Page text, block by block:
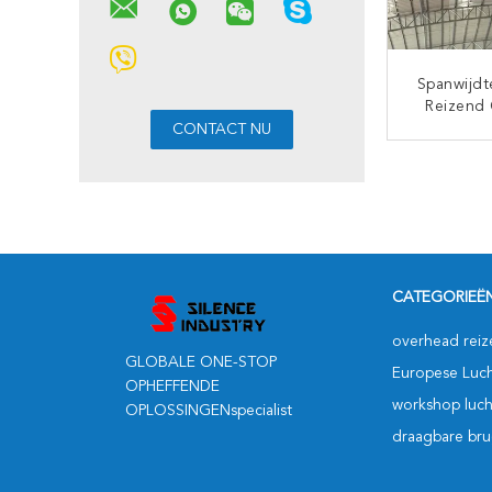
Reizend
GLOBALE ONE-STOP
OPHEFFENDE
OPLOSSINGENspecialist
overhead
Europese
workshop
draagbare